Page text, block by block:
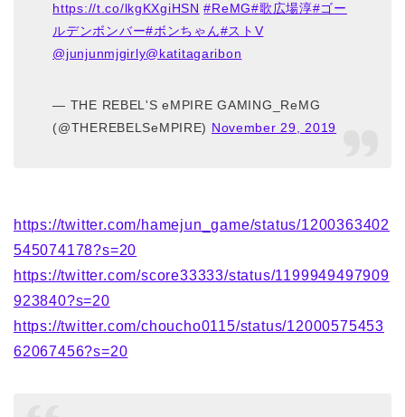
https://t.co/lkgKXgiHSN #ReMG#歌広場淳#ゴー
ルデンボンバー#ボンちゃん#ストV
@junjunmjgirly@katitagaribon
— THE REBEL'S eMPIRE GAMING_ReMG
(@THEREBELSeMPIRE) November 29, 2019
https://twitter.com/hamejun_game/status/1200363402
545074178?s=20
https://twitter.com/score33333/status/1199949497909
923840?s=20
https://twitter.com/choucho0115/status/12000575453
62067456?s=20